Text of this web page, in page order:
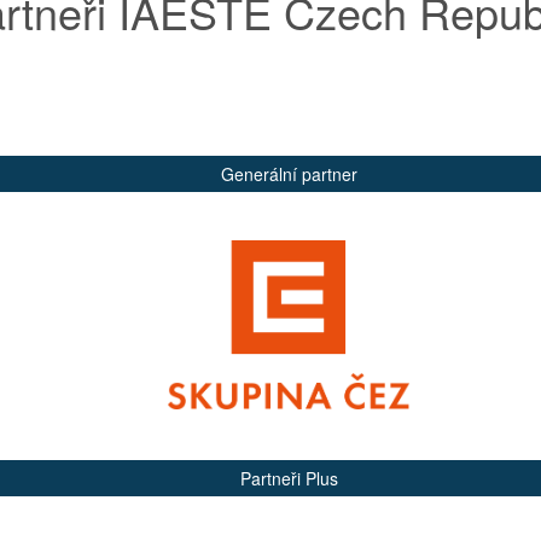
Generální partner
Partneři Plus